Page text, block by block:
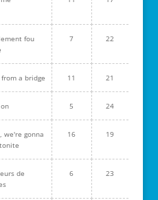
fou
7 22
a bridge 11 21
5 24
we're gonna
16 19
de
6 23